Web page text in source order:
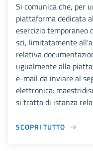
Si comunica che, per
piattaforma dedicata
esercizio temporaneo
sci, limitatamente
relativa
ugualmente alla
e-mail da inviare al
elettronica:
si tratta di istanza
SCOPRI TUTTO